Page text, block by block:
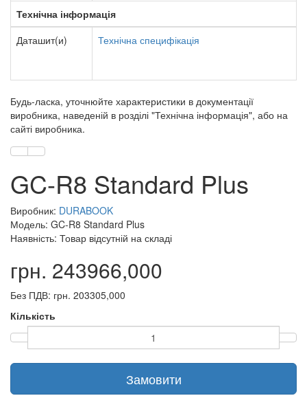
Технічна інформація
Даташит(и)
Технічна специфікація
Будь-ласка, уточнюйте характеристики в документації
виробника, наведеній в розділі "Технічна інформація", або на
сайті виробника.
GC-R8 Standard Plus
Виробник: DURABOOK
Модель: GC-R8 Standard Plus
Наявність: Товар відсутній на складі
грн. 243966,000
Без ПДВ: грн. 203305,000
Кількість
Замовити